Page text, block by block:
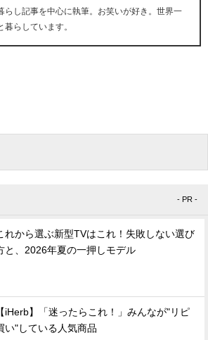
らし記事を中心に執筆。お笑いが好き。世界一
暮らしています。
- PR -
れから選ぶ新型TVはこれ！失敗しない選び
と、2026年夏の一押しモデル
【iHerb】「迷ったらこれ！」みんなが"リピ
い"している人気商品